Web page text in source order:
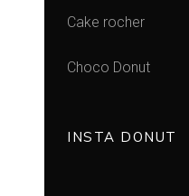
Cake rocher
Choco Donut
INSTA DONUT